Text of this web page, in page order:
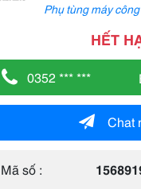
Phụ tùng máy
HẾT
0352 *** ***
Chat
Mã số :